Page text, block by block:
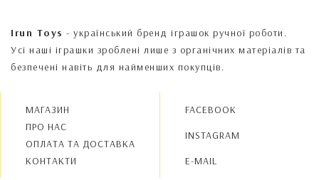
Irun Toys - український бренд іграшок ручної роботи.
Усі наші іграшки зроблені лише з органічних матеріалів та
безпечені навіть для найменших покупців.
МАГАЗИН
ПРО НАС
OПЛАТА ТА ДОСТАВКА
КОНТАКТИ
FACEBOOK
INSTAGRAM
E-MAIL